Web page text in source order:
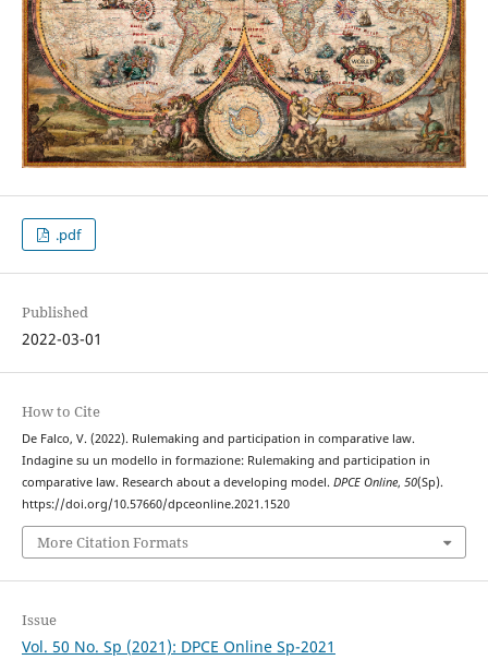
.pdf
Published
2022-03-01
How to Cite
De Falco, V. (2022). Rulemaking and participation in comparative law.
Indagine su un modello in formazione: Rulemaking and participation in
comparative law. Research about a developing model. DPCE Online, 50(Sp).
https://doi.org/10.57660/dpceonline.2021.1520
More Citation Formats
Issue
Vol. 50 No. Sp (2021): DPCE Online Sp-2021